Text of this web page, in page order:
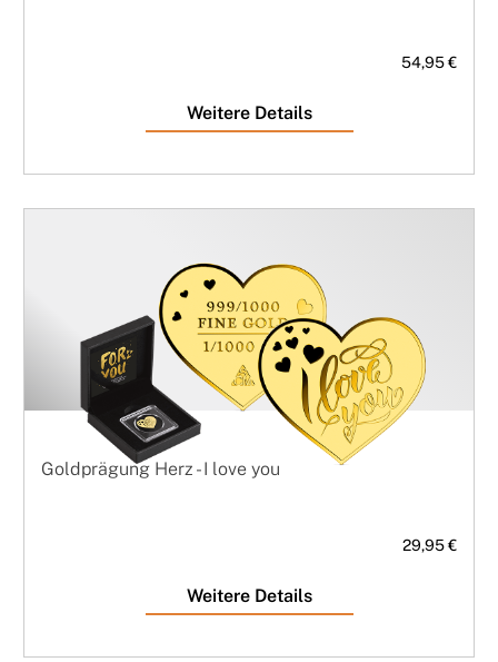
54,95 €
Weitere Details
Goldprägung Herz - I love you
29,95 €
Weitere Details